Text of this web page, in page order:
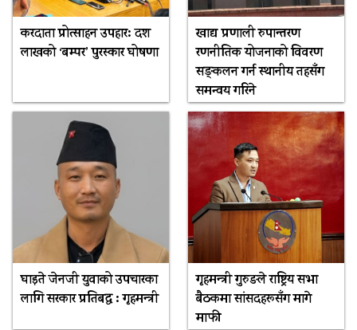
करदाता प्रोत्साहन उपहार: दश
लाखको ‘बम्पर’ पुरस्कार घोषणा
खाद्य प्रणाली रुपान्तरण
रणनीतिक योजनाको विवरण
सङ्कलन गर्न स्थानीय तहसँग
समन्वय गरिने
घाइते जेनजी युवाको उपचारका
लागि सरकार प्रतिबद्ध : गृहमन्त्री
गृहमन्त्री गुरुङले राष्ट्रिय सभा
बैठकमा सांसदहरूसँग मागे
माफी